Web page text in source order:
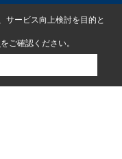
サービス向上検討を目的と
をご確認ください。